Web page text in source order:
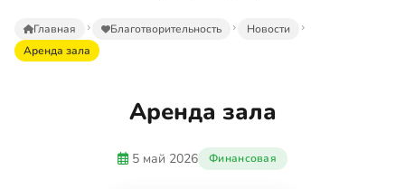
Главная Благотворительность
Новости
Аренда зала
Аренда зала
5 май 2026 Финансовая